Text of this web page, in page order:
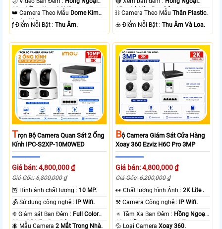
10m Hồng Ngoại SMD.
👑 Camera Theo Mẫu Dome Kim
loại + Nhựa.
️ƒ Điểm Nỗi Bật :Thu Âm.
15m Có Màu Ban Ðêm.
⛓ Camera Theo MẫuThân Plastic.
️☣️ Điểm Nỗi Bật :Thu Âm Và Loa.
TRọn Bộ Camera Quan Sát 2 Ống
Kính IPC-S2XP-10M0WED
Giá bán: 4,800,000 ₫
Giá Gốc: 6,800,000 ₫
🦉 Hình ảnh chất lượng : 10 MP.
🕉️ Sử dụng công nghệ :
IP Wifi.
❈ Giám sát Ban Đêm : Full Color
20m Có Màu Ban Ðêm.
🐜 Mẫu Camera2 Mắt Trong Nhà.
BỘ Camera Giám Sát Cửa Hàng
Xoay 360 Ezviz H6C Pro 3MP
Giá bán: 4,800,000 ₫
Giá Gốc: 6,200,000 ₫
️👀 Chất lượng hình Ảnh :2K Lite .
⚒ Camera Công nghệ :
IP Wifi.
🔅 Tầm Xa Ban Đêm : Hồng Ngoại
10m Hồng Ngoại Smart IR.
💦 Loại CameraXoay 360.